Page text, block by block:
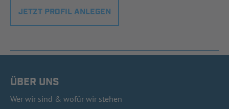
JETZT PROFIL ANLEGEN
ÜBER UNS
Wer wir sind & wofür wir stehen